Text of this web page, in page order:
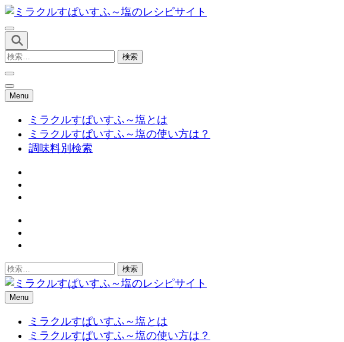
コ
ン
テ
ン
へ
ス
(Enter
ミラクルすぱいすふ～塩のレシピサイト
検
索:
Menu
ミラクルすぱいすふ～塩とは
ミラクルすぱいすふ～塩の使い方は？
調味料別検索
検
索:
ミラクルすぱいすふ～塩のレシピサイト
Menu
ミラクルすぱいすふ～塩とは
ミラクルすぱいすふ～塩の使い方は？